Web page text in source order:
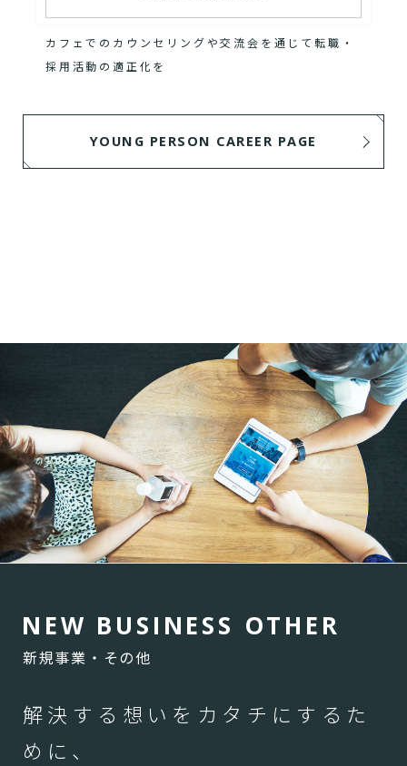
カフェでのカウンセリングや交流会を通じて転職・
採用活動の適正化を
YOUNG PERSON CAREER PAGE
N EW BUSI NESS OTH ER
新規事業・その他
解決する想いをカタチにするた
めに、